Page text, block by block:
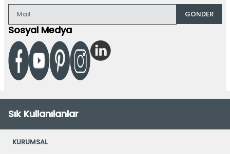
GÖNDER
Sosyal Medya
Sık Kullanılanlar
KURUMSAL